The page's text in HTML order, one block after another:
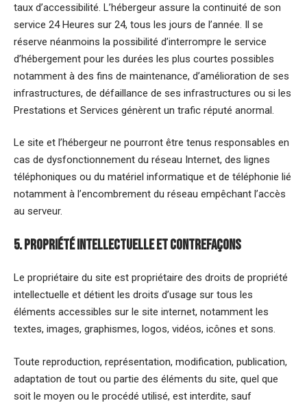
taux d’accessibilité. L’hébergeur assure la continuité de son
service 24 Heures sur 24, tous les jours de l’année. Il se
réserve néanmoins la possibilité d’interrompre le service
d’hébergement pour les durées les plus courtes possibles
notamment à des fins de maintenance, d’amélioration de ses
infrastructures, de défaillance de ses infrastructures ou si les
Prestations et Services génèrent un trafic réputé anormal.
Le site et l’hébergeur ne pourront être tenus responsables en
cas de dysfonctionnement du réseau Internet, des lignes
téléphoniques ou du matériel informatique et de téléphonie lié
notamment à l’encombrement du réseau empêchant l’accès
au serveur.
5. Propriété intellectuelle et contrefaçons
Le propriétaire du site est propriétaire des droits de propriété
intellectuelle et détient les droits d’usage sur tous les
éléments accessibles sur le site internet, notamment les
textes, images, graphismes, logos, vidéos, icônes et sons.
Toute reproduction, représentation, modification, publication,
adaptation de tout ou partie des éléments du site, quel que
soit le moyen ou le procédé utilisé, est interdite, sauf